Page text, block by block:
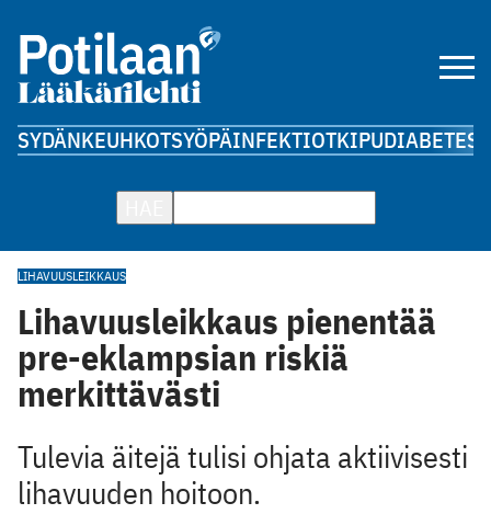
SYDÄNKEUHKOTSYÖPÄINFEKTIOTKIPUDIABETES
LIHAVUUSLEIKKAUS
Lihavuusleikkaus pienentää
pre-eklampsian riskiä
merkittävästi
Tulevia äitejä tulisi ohjata aktiivisesti
lihavuuden hoitoon.